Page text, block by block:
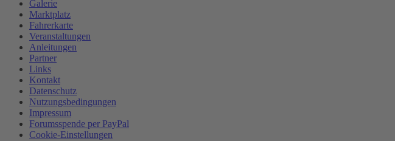
Galerie
Marktplatz
Fahrerkarte
Veranstaltungen
Anleitungen
Partner
Links
Kontakt
Datenschutz
Nutzungsbedingungen
Impressum
Forumsspende per PayPal
Cookie-Einstellungen